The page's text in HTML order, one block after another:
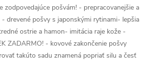
zodpovedajúce pošvám! - prepracovanejšie a
- drevené pošvy s japonskými rytinami- lepšia
ostrie a hamon- imitácia raje kože -
ZADARMO! - kovové zakončenie pošvy
takúto sadu znamená popriať silu a česť